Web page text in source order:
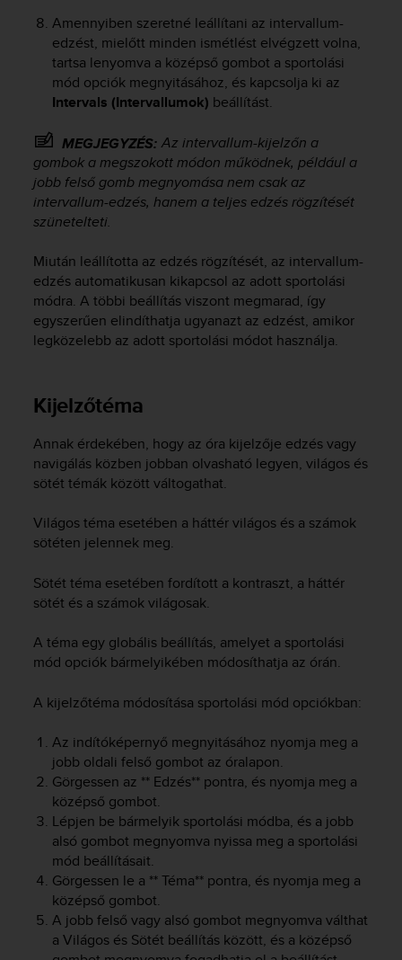
Amennyiben szeretné leállítani az intervallum-
edzést, mielőtt minden ismétlést elvégzett volna,
tartsa lenyomva a középső gombot a sportolási
mód opciók megnyitásához, és kapcsolja ki az
Intervals (Intervallumok) beállítást.
MEGJEGYZÉS: Az intervallum-kijelzőn a
gombok a megszokott módon működnek, például a
jobb felső gomb megnyomása nem csak az
intervallum-edzés, hanem a teljes edzés rögzítését
szünetelteti.
Miután leállította az edzés rögzítését, az intervallum-
edzés automatikusan kikapcsol az adott sportolási
módra. A többi beállítás viszont megmarad, így
egyszerűen elindíthatja ugyanazt az edzést, amikor
legközelebb az adott sportolási módot használja.
Kijelzőtéma
Annak érdekében, hogy az óra kijelzője edzés vagy
navigálás közben jobban olvasható legyen, világos és
sötét témák között váltogathat.
Világos téma esetében a háttér világos és a számok
sötéten jelennek meg.
Sötét téma esetében fordított a kontraszt, a háttér
sötét és a számok világosak.
A téma egy globális beállítás, amelyet a sportolási
mód opciók bármelyikében módosíthatja az órán.
A kijelzőtéma módosítása sportolási mód opciókban:
Az indítóképernyő megnyitásához nyomja meg a
jobb oldali felső gombot az óralapon.
Görgessen az ** Edzés** pontra, és nyomja meg a
középső gombot.
Lépjen be bármelyik sportolási módba, és a jobb
alsó gombot megnyomva nyissa meg a sportolási
mód beállításait.
Görgessen le a ** Téma** pontra, és nyomja meg a
középső gombot.
A jobb felső vagy alsó gombot megnyomva válthat
a Világos és Sötét beállítás között, és a középső